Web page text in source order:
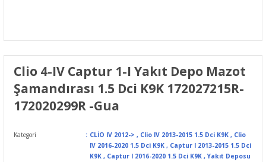
Clio 4-IV Captur 1-I Yakıt Depo Mazot
Şamandırası 1.5 Dci K9K 172027215R-
172020299R -Gua
Kategori CLİO IV 2012-> , Clio IV 2013-2015 1.5 Dci K9K , Clio
IV 2016-2020 1.5 Dci K9K , Captur I 2013-2015 1.5 Dci
K9K , Captur I 2016-2020 1.5 Dci K9K ,Yakıt Deposu